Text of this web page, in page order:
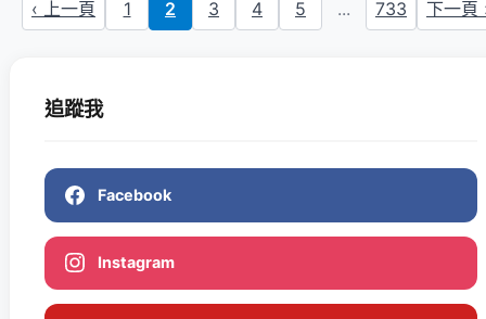
‹ 上一頁 1 2 3 4 5 ... 733 下一頁
追蹤我
Facebook
Instagram